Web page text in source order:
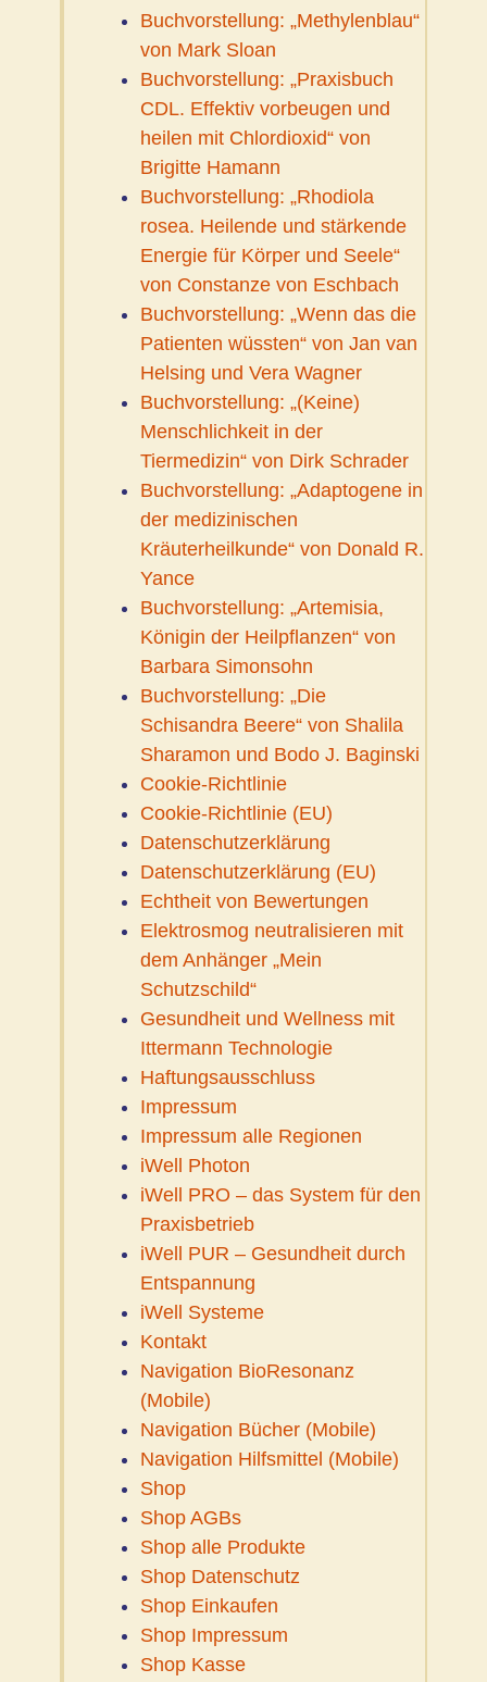
Buchvorstellung: „Methylenblau“
von Mark Sloan
Buchvorstellung: „Praxisbuch
CDL. Effektiv vorbeugen und
heilen mit Chlordioxid“ von
Brigitte Hamann
Buchvorstellung: „Rhodiola
rosea. Heilende und stärkende
Energie für Körper und Seele“
von Constanze von Eschbach
Buchvorstellung: „Wenn das die
Patienten wüssten“ von Jan van
Helsing und Vera Wagner
Buchvorstellung: „(Keine)
Menschlichkeit in der
Tiermedizin“ von Dirk Schrader
Buchvorstellung: „Adaptogene in
der medizinischen
Kräuterheilkunde“ von Donald R.
Yance
Buchvorstellung: „Artemisia,
Königin der Heilpflanzen“ von
Barbara Simonsohn
Buchvorstellung: „Die
Schisandra Beere“ von Shalila
Sharamon und Bodo J. Baginski
Cookie-Richtlinie
Cookie-Richtlinie (EU)
Datenschutzerklärung
Datenschutzerklärung (EU)
Echtheit von Bewertungen
Elektrosmog neutralisieren mit
dem Anhänger „Mein
Schutzschild“
Gesundheit und Wellness mit
Ittermann Technologie
Haftungsausschluss
Impressum
Impressum alle Regionen
iWell Photon
iWell PRO – das System für den
Praxisbetrieb
iWell PUR – Gesundheit durch
Entspannung
iWell Systeme
Kontakt
Navigation BioResonanz
(Mobile)
Navigation Bücher (Mobile)
Navigation Hilfsmittel (Mobile)
Shop
Shop AGBs
Shop alle Produkte
Shop Datenschutz
Shop Einkaufen
Shop Impressum
Shop Kasse